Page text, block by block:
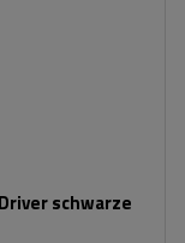
schwarze